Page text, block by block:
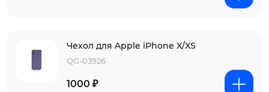
Чехол для Apple iPhone X/XS
QG-03926
1000 ₽